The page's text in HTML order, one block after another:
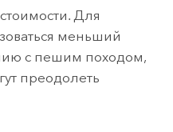
Для
меньший
с пешим походом,
преодолеть